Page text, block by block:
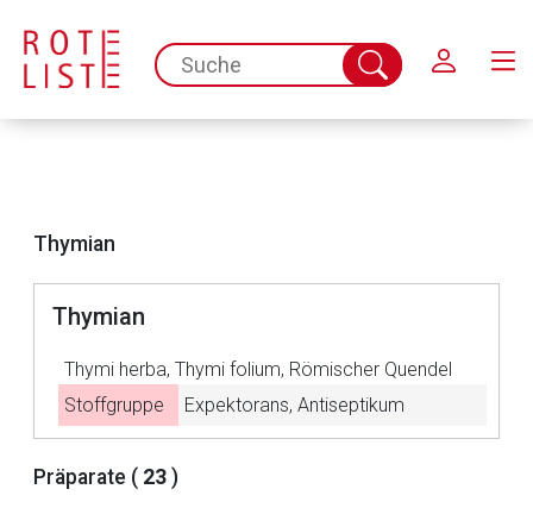
spc.search.input.placeholder
Suche
abschicken
Thymian
Thymian
Thymi herba, Thymi folium, Römischer Quendel
Stoffgruppe
Expektorans, Antiseptikum
Präparate ( 23 )
Aufruf einer externen Seite